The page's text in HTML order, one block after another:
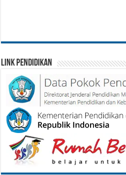
Link Pendidikan